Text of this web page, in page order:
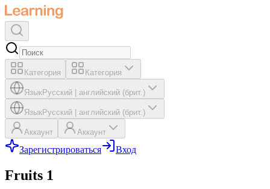
Категория Категория
ЯзыкРусский английский (брит.)
ЯзыкРусский английский (брит.)
Аккаунт Аккаунт
Зарегистрироваться Вход
Fruits 1